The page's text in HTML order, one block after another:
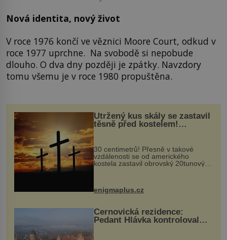
Nová identita, nový život
V roce 1976 končí ve věznici Moore Court, odkud v
roce 1977 uprchne. Na svobodě si nepobude
dlouho. O dva dny později je zpátky. Navzdory
tomu všemu je v roce 1980 propuštěna.
Utržený kus skály se zastavil
těsně před kostelem!
Ochránila ho boží síla?
30 centimetrů! Přesně v takové
vzdálenosti se od amerického
kostela zastavil obrovský 20tunový
...
enigmaplus.cz
Černovická rezidence:
Pedant Hlávka kontroloval